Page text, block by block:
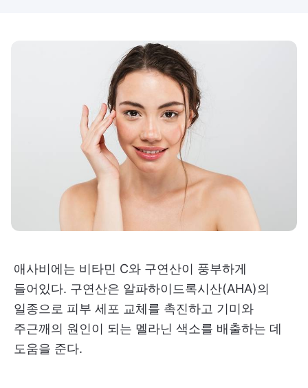
애사비에는 비타민 C와 구연산이 풍부하게
들어있다. 구연산은 알파하이드록시산(AHA)의
일종으로 피부 세포 교체를 촉진하고 기미와
주근깨의 원인이 되는 멜라닌 색소를 배출하는 데
도움을 준다.